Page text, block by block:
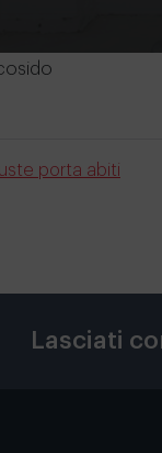
porta abiti
Lasciati